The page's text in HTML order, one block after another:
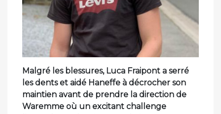
Malgré les blessures, Luca Fraipont a serré
les dents et aidé Haneffe à décrocher son
maintien avant de prendre la direction de
Waremme où un excitant challenge